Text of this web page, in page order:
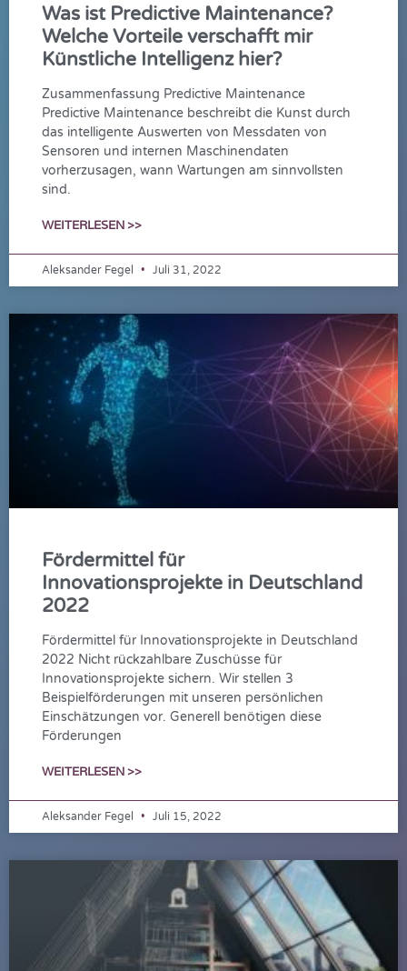
Was ist Predictive Maintenance?
Welche Vorteile verschafft mir
Künstliche Intelligenz hier?
Zusammenfassung Predictive Maintenance
Predictive Maintenance beschreibt die Kunst durch
das intelligente Auswerten von Messdaten von
Sensoren und internen Maschinendaten
vorherzusagen, wann Wartungen am sinnvollsten
sind.
WEITERLESEN >>
Aleksander Fegel Juli 31, 2022
Fördermittel für
Innovationsprojekte in Deutschland
2022
Fördermittel für Innovationsprojekte in Deutschland
2022 Nicht rückzahlbare Zuschüsse für
Innovationsprojekte sichern. Wir stellen 3
Beispielförderungen mit unseren persönlichen
Einschätzungen vor. Generell benötigen diese
Förderungen
WEITERLESEN >>
Aleksander Fegel Juli 15, 2022